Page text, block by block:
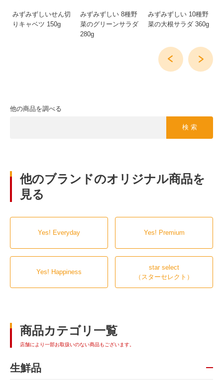
みずみずしいせん切
りキャベツ 150g
みずみずしい 8種野
菜のグリーンサラダ
280g
みずみずしい 10種野
菜の大根サラダ 360g
他の商品を調べる
検 索
他のブランドのオリジナル商品を
見る
Yes! Everyday Yes! Premium
Yes! Happiness
star select
（スターセレクト）
商品カテゴリ一覧
店舗により一部お取扱いのない商品もございます。
生鮮品